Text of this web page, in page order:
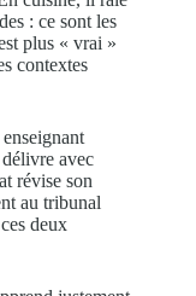
: ce sont les
plus « vrai »
contextes
avec
révise son
au tribunal
deux